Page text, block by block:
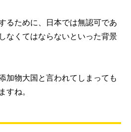
るために、日本では無認可であ
なくてはならないといった背景
加物大国と言われてしまっても
すね。